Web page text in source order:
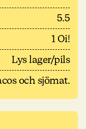
5.5
1 Oi!
Lys lager/pils
och sjömat.